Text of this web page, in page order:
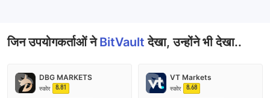
जिन उपयोगकर्ताओं नेBitVaultदेखा, उन्होंने भी देखा..
DBG MARKETS
स्कोर 8.81
VT Markets
स्कोर 8.68